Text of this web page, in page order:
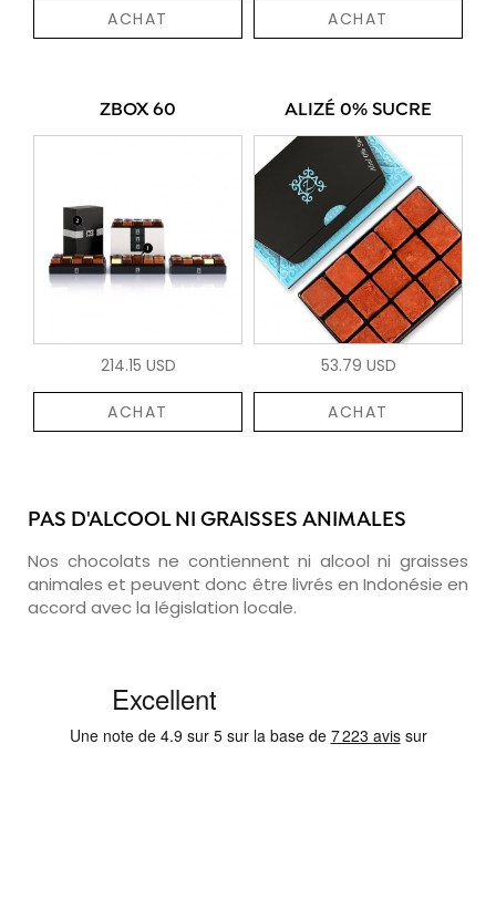
ACHAT ACHAT
ZBOX 60
214.15 USD
ACHAT
ALIZÉ 0% SUCRE
53.79 USD
ACHAT
PAS D'ALCOOL NI GRAISSES ANIMALES
Nos chocolats ne contiennent ni alcool ni graisses
animales et peuvent donc être livrés en Indonésie en
accord avec la législation locale.